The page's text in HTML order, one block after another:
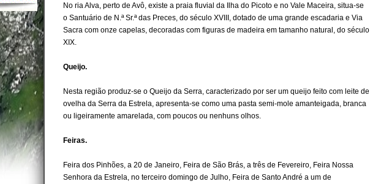
No ria Alva, perto de Avô, existe a praia fluvial da Ilha do Picoto e no Vale Maceira, situa-se
o Santuário de N.ª Sr.ª das Preces, do século XVIII, dotado de uma grande escadaria e Via
Sacra com onze capelas, decoradas com figuras de madeira em tamanho natural, do século
XIX.
Queijo.
Nesta região produz-se o Queijo da Serra, caracterizado por ser um queijo feito com leite de
ovelha da Serra da Estrela, apresenta-se como uma pasta semi-mole amanteigada, branca
ou ligeiramente amarelada, com poucos ou nenhuns olhos.
Feiras.
Feira dos Pinhões, a 20 de Janeiro, Feira de São Brás, a três de Fevereiro, Feira Nossa
Senhora da Estrela, no terceiro domingo de Julho, Feira de Santo André a um de